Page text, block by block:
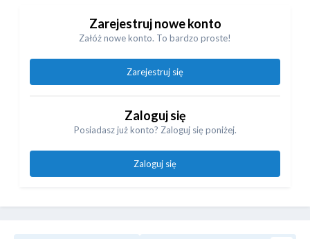
Zarejestruj nowe konto
Załóż nowe konto. To bardzo proste!
Zarejestruj się
Zaloguj się
Posiadasz już konto? Zaloguj się poniżej.
Zaloguj się